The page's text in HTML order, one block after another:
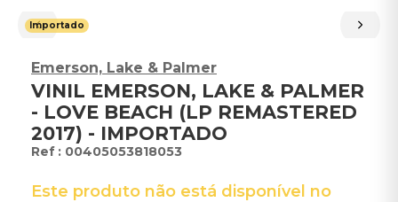
Importado
Emerson, Lake & Palmer
VINIL EMERSON, LAKE & PALMER
- LOVE BEACH (LP REMASTERED
2017) - IMPORTADO
: 00405053818053
Este produto não está disponível no